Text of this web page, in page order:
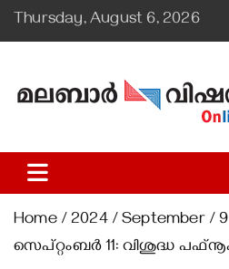
Skip
to
Thursday, August 6, 2026
Malabar Vision
Illuminating Diocesan News with
Home 2024 September
9
സെപ്റ്റംബര്‍ 11: വിശുദ്ധ